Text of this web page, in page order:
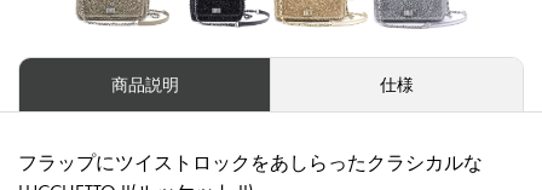
商品説明 仕様
フラップにツイストロックをあしらったクラシカルな